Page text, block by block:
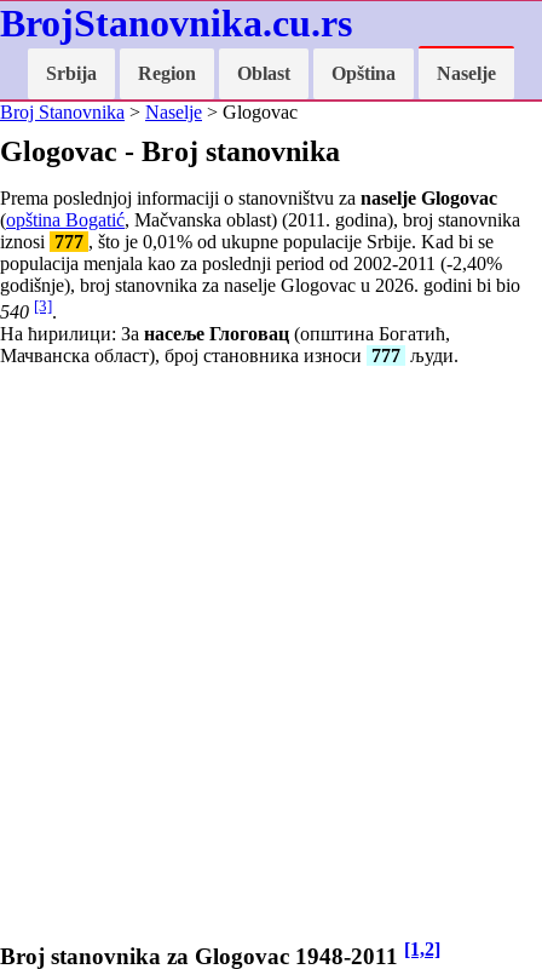
BrojStanovnika.cu.rs
Srbija Region Oblast Opština
Naselje
Broj Stanovnika > Naselje > Glogovac
Glogovac - Broj stanovnika
Prema poslednjoj informaciji o stanovništvu za naselje Glogovac
(opština Bogatić, Mačvanska oblast) (2011. godina), broj stanovnika
iznosi 777 , što je 0,01% od ukupne populacije Srbije. Kad bi se
populacija menjala kao za poslednji period od 2002-2011 (-2,40%
godišnje), broj stanovnika za naselje Glogovac u 2026. godini bi bio
540 [3].
На ћирилици: За насеље Глоговац (општина Богатић,
Мачванска област), број становника износи 777 људи.
Broj stanovnika za Glogovac 1948-2011 [1,2]